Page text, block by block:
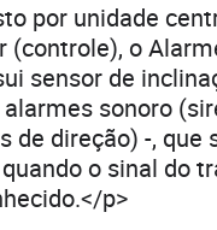
por unidade
(controle), o
sensor de
sonoro
de direção) -, que
o sinal do
p>